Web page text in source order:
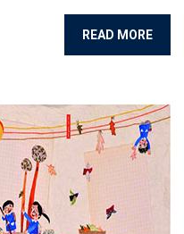
READ MORE